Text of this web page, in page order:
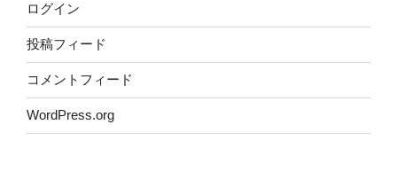
ログイン
投稿フィード
コメントフィード
WordPress.org